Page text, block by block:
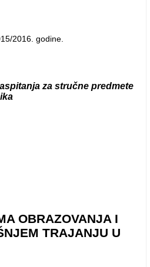
2016. godine.
za stručne predmete
OBRAZOVANJA I
TRAJANJU U